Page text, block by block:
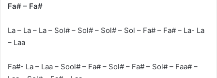
Fa# – Fa#
La – La – La – Sol# – Sol# – Sol# – Sol – Fa# – Fa# – La- La
– Laa
Fa#- La – Laa – Sool# – Fa# – Sol# – Fa# – Sol# – Faa# –